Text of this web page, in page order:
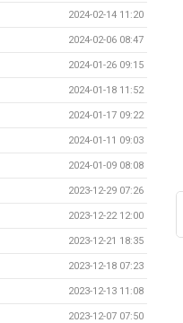
2024-02-14 11:20
2024-02-06 08:47
2024-01-26 09:15
2024-01-18 11:52
2024-01-17 09:22
2024-01-11 09:03
2024-01-09 08:08
2023-12-29 07:26
2023-12-22 12:00
2023-12-21 18:35
2023-12-18 07:23
2023-12-13 11:08
2023-12-07 07:50